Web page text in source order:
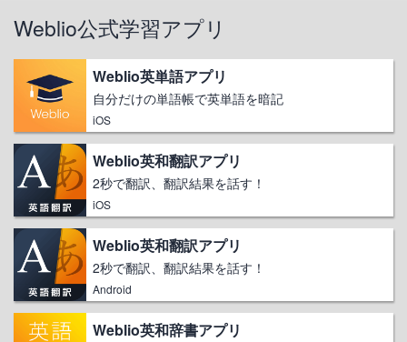
Weblio公式学習アプリ
Weblio英単語アプリ
自分だけの単語帳で英単語を暗記
iOS
Weblio英和翻訳アプリ
2秒で翻訳、翻訳結果を話す！
iOS
Weblio英和翻訳アプリ
2秒で翻訳、翻訳結果を話す！
Android
Weblio英和辞書アプリ